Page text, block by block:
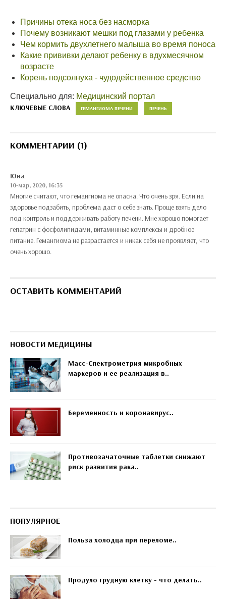
Причины отека носа без насморка
Почему возникают мешки под глазами у ребенка
Чем кормить двухлетнего малыша во время поноса
Какие прививки делают ребенку в вдухмесячном
возрасте
Корень подсолнуха - чудодейственное средство
Специально для: Медицинский портал
КЛЮЧЕВЫЕ СЛОВА ГЕМАНГИОМА ПЕЧЕНИ ПЕЧЕНЬ
КОММЕНТАРИИ (1)
Юна
10-мар, 2020, 16:35
Многие считают, что гемангиома не опасна. Что очень зря. Если на
здоровье подзабить, проблема даст о себе знать. Проще взять дело
под контроль и поддерживать работу печени. Мне хорошо помогает
гепатрин с фосфолипидами, витаминные комплексы и дробное
питание. Гемангиома не разрастается и никак себя не проявляет, что
очень хорошо.
ОСТАВИТЬ КОММЕНТАРИЙ
НОВОСТИ МЕДИЦИНЫ
Масс-Спектрометрия микробных
маркеров и ее реализация в..
Беременность и коронавирус..
Противозачаточные таблетки снижают
риск развития рака..
ПОПУЛЯРНОЕ
Польза холодца при переломе..
Продуло грудную клетку - что делать..